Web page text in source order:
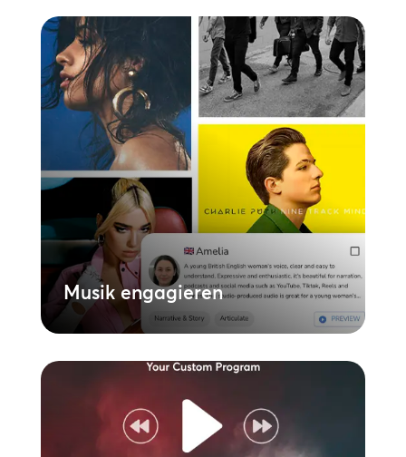
Musik engagieren
Musik engagieren
Erweitern Sie Ihre Wiedergabelisten mit
markengerechten Audiobotschaften, die
von KI geschrieben und gesprochen
werden, um Ihre Kunden anzusprechen
und Promotions hervorzuheben. Mit Hilfe
von KI können Sie Ihre Audiodateien
dynamisch aktualisieren, ohne in
Schauspieler investieren oder Studiozeit
buchen zu müssen.
Mehr erfahren
Maßgeschneiderte Musik
Arbeiten Sie mit unserem globalen